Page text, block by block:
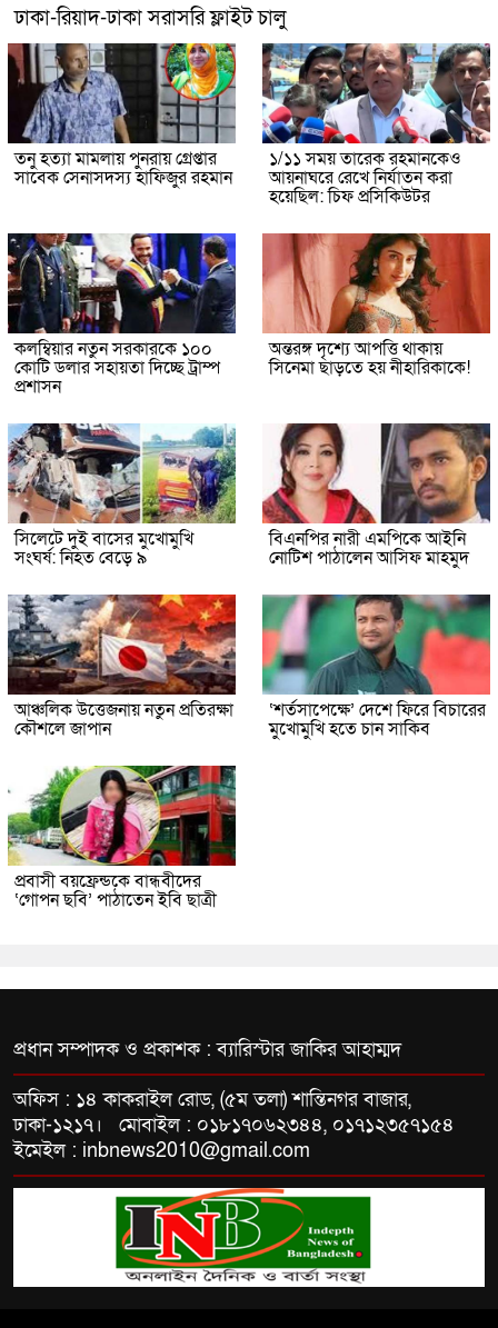
ঢাকা-রিয়াদ-ঢাকা সরাসরি ফ্লাইট চালু
তনু হত্যা মামলায় পুনরায় গ্রেপ্তার
সাবেক সেনাসদস্য হাফিজুর রহমান
১/১১ সময় তারেক রহমানকেও
আয়নাঘরে রেখে নির্যাতন করা
হয়েছিল: চিফ প্রসিকিউটর
কলম্বিয়ার নতুন সরকারকে ১০০
কোটি ডলার সহায়তা দিচ্ছে ট্রাম্প
প্রশাসন
অন্তরঙ্গ দৃশ্যে আপত্তি থাকায়
সিনেমা ছাড়তে হয় নীহারিকাকে!
সিলেটে দুই বাসের মুখোমুখি
সংঘর্ষ: নিহত বেড়ে ৯
বিএনপির নারী এমপিকে আইনি
নোটিশ পাঠালেন আসিফ মাহমুদ
আঞ্চলিক উত্তেজনায় নতুন প্রতিরক্ষা
কৌশলে জাপান
‘শর্তসাপেক্ষে’ দেশে ফিরে বিচারের
মুখোমুখি হতে চান সাকিব
প্রবাসী বয়ফ্রেন্ডকে বান্ধবীদের
‘গোপন ছবি’ পাঠাতেন ইবি ছাত্রী
প্রধান সম্পাদক ও প্রকাশক : ব্যারিস্টার জাকির আহাম্মদ
অফিস : ১৪ কাকরাইল রোড, (৫ম তলা) শান্তিনগর বাজার,
ঢাকা-১২১৭। মোবাইল : ০১৮১৭০৬২৩৪৪, ০১৭১২৩৫৭১৫৪
ইমেইল : inbnews2010@gmail.com